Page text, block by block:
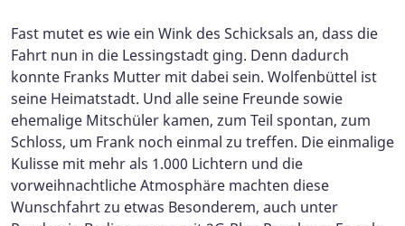
Fast mutet es wie ein Wink des Schicksals an, dass die
Fahrt nun in die Lessingstadt ging. Denn dadurch
konnte Franks Mutter mit dabei sein. Wolfenbüttel ist
seine Heimatstadt. Und alle seine Freunde sowie
ehemalige Mitschüler kamen, zum Teil spontan, zum
Schloss, um Frank noch einmal zu treffen. Die einmalige
Kulisse mit mehr als 1.000 Lichtern und die
vorweihnachtliche Atmosphäre machten diese
Wunschfahrt zu etwas Besonderem, auch unter